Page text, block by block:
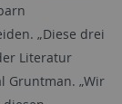
„Diese drei
Literatur
Gruntman. „Wir